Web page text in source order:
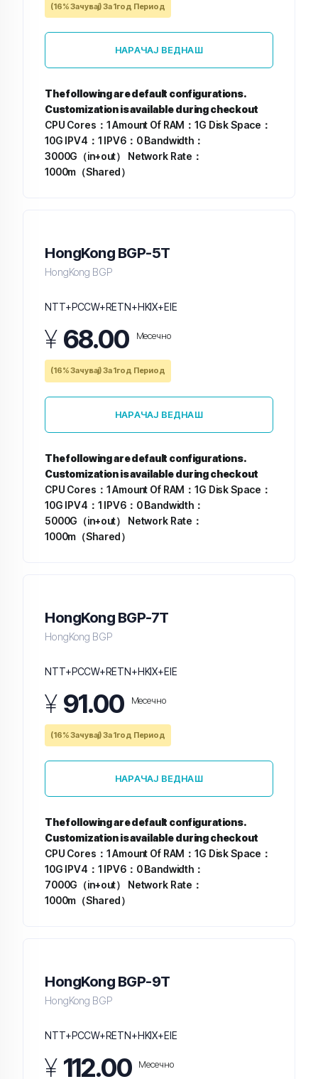
(16% Зачувај) За 1год Период
НАРАЧАЈ ВЕДНАШ
The following are default configurations.
Customization is available during checkout
CPU Cores：1Amount Of RAM：1G Disk Space：
10G IPV4：1 IPV6：0Bandwidth：
3000G（in+out）
Network Rate：
1000m（Shared）
HongKong BGP-5T
HongKong BGP
NTT+PCCW+RETN+HKIX+EIE
¥ 68.00 Месечно
(16% Зачувај) За 1год Период
НАРАЧАЈ ВЕДНАШ
The following are default configurations.
Customization is available during checkout
CPU Cores：1Amount Of RAM：1G Disk Space：
10G IPV4：1 IPV6：0Bandwidth：
5000G（in+out）
Network Rate：
1000m（Shared）
HongKong BGP-7T
HongKong BGP
NTT+PCCW+RETN+HKIX+EIE
¥ 91.00 Месечно
(16% Зачувај) За 1год Период
НАРАЧАЈ ВЕДНАШ
The following are default configurations.
Customization is available during checkout
CPU Cores：1Amount Of RAM：1G Disk Space：
10G IPV4：1 IPV6：0Bandwidth：
7000G（in+out）
Network Rate：
1000m（Shared）
HongKong BGP-9T
HongKong BGP
NTT+PCCW+RETN+HKIX+EIE
¥ 112.00 Месечно